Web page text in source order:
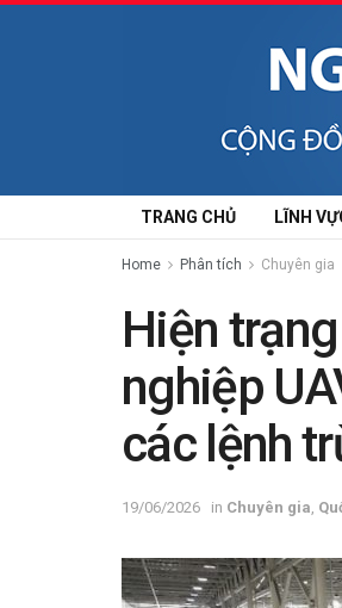
TRANG CHỦ LĨNH
Home Phân tích Chuyên gia
Hiện
nghiệp
các lệnh
19/06/2026 in Chuyên gia